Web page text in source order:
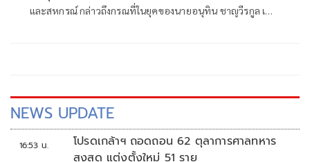
ธรรม พร้อมเดินหน้าลดต้นทุนปุ๋ยช่วย
และสหกรณ์ กล่าวถึงกรณที่ในยุคของนายอนุทิน ชาญวีรกูล เป็น
NEWS UPDATE
16:53 น.
โปรดเกล้าฯ ถอดถอน 62 ตุลาการศาลทหาร
สูงสุด แต่งตั้งใหม่ 51 ราย